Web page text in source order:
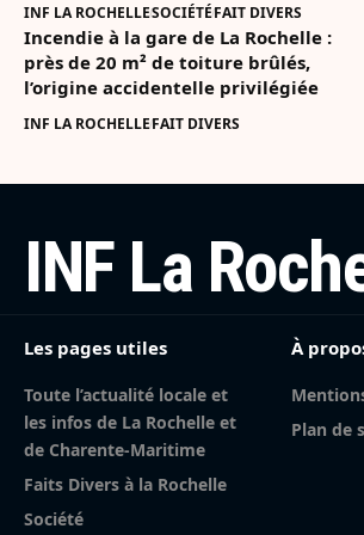
INF LA ROCHELLESOCIÉTÉFAIT DIVERS
Incendie à la gare de La Rochelle :
près de 20 m² de toiture brûlés,
l’origine accidentelle privilégiée
INF LA ROCHELLEFAIT DIVERS
INF La
Les pages utiles
Toute l’actualité locale et
les infos de La Rochelle et
de Charente-Maritime
Faits Divers à la Rochelle
Société
À
Plan de